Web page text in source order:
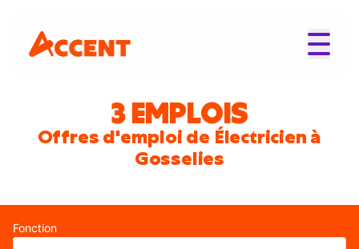
3 EMPLOIS
Offres d'emploi de Électricien à
Gosselies
Fonction